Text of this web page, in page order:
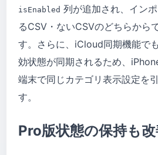
isEnabled 列が追加され、イン
るCSV・ないCSVのどちらから
す。さらに、iCloud同期機能で
効状態が同期されるため、
端末で同じカテゴリ表示設定を
す。
Pro版状態の保持も